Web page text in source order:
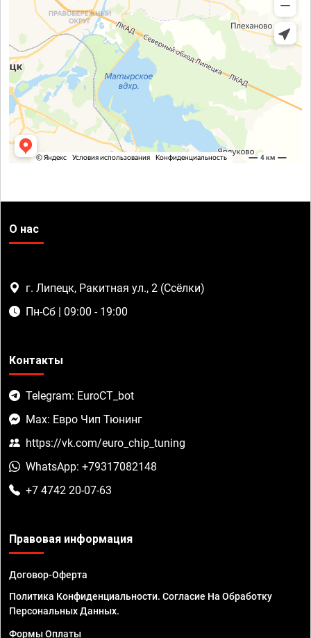
О нас
г. Липецк, Ракитная ул., 2 (Ссёлки)
Пн-Сб | 09:00 - 19:00
Контакты
Telegram: EuroCT_bot
Max: Евро Чип Тюнинг
https://vk.com/euro_chip_tuning
WhatsApp: +79317082148
+7 4742 20-07-63
Правовая информация
Договор-Оферта
Политика Конфиденциальности. Согласие На Обработку
Персональных Данных.
Формы Оплаты